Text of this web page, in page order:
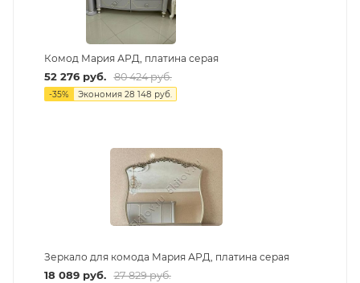
Комод Мария АРД, платина серая
52 276руб. 80 424руб.
-35% Экономия 28 148 руб.
Зеркало для комода Мария АРД, платина серая
18 089руб. 27 829руб.